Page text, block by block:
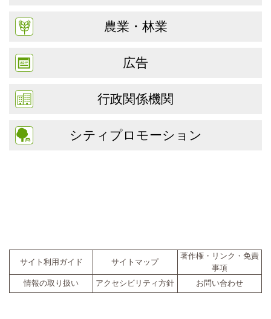
農業・林業
広告
行政関係機関
シティプロモーション
サイト利用ガイド サイトマップ
著作権・リンク・免責
事項
情報の取り扱い
アクセシビリティ方針 お問い合わせ